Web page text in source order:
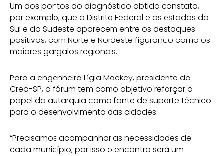
Um dos pontos do diagnóstico obtido constata,
por exemplo, que o Distrito Federal e os estados do
Sul e do Sudeste aparecem entre os destaques
positivos, com Norte e Nordeste figurando como os
maiores gargalos regionais.
Para a engenheira Lígia Mackey, presidente do
Crea-SP, o fórum tem como objetivo reforçar o
papel da autarquia como fonte de suporte técnico
para o desenvolvimento das cidades.
“Precisamos acompanhar as necessidades de
cada município, por isso o encontro será um